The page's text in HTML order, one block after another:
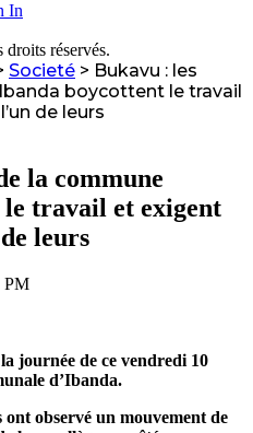
In
réservés.
Societé > Bukavu : les
boycottent le travail
de leurs
la commune
le travail et exigent
leurs
PM
journée de ce vendredi 10
d’Ibanda.
observé un mouvement de